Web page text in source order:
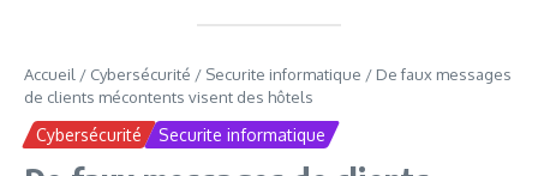
Accueil / Cybersécurité / Securite informatique / De faux messages
de clients mécontents visent des hôtels
Cybersécurité Securite informatique